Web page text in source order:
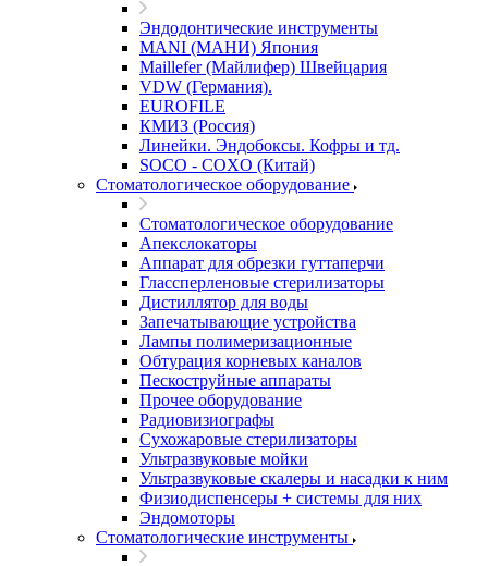
Эндодонтические инструменты
MANI (МАНИ) Япония
Maillefer (Майлифер) Швейцария
VDW (Германия).
EUROFILE
КМИЗ (Россия)
Линейки. Эндобоксы. Кофры и тд.
SOCO - COXO (Китай)
Стоматологическое оборудование
Стоматологическое оборудование
Апекслокаторы
Аппарат для обрезки гуттаперчи
Глассперленовые стерилизаторы
Дистиллятор для воды
Запечатывающие устройства
Лампы полимеризационные
Обтурация корневых каналов
Пескоструйные аппараты
Прочее оборудование
Радиовизиографы
Сухожаровые стерилизаторы
Ультразвуковые мойки
Ультразвуковые скалеры и насадки к ним
Физиодиспенсеры + системы для них
Эндомоторы
Стоматологические инструменты